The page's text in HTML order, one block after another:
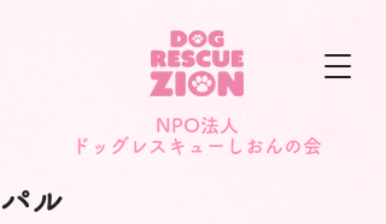
NPO法人
​ドッグレスキューしおんの会
パル